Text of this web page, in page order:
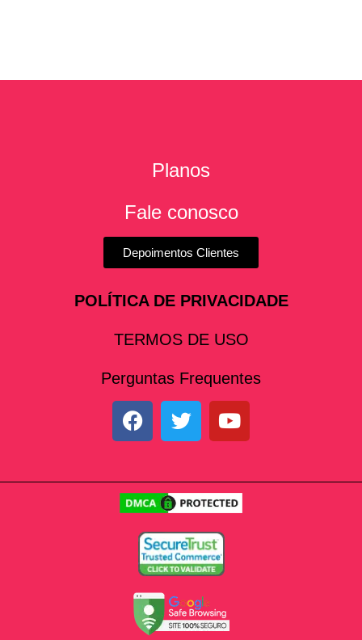
Planos
Fale conosco
Depoimentos Clientes
POLÍTICA DE PRIVACIDADE
TERMOS DE USO
Perguntas Frequentes